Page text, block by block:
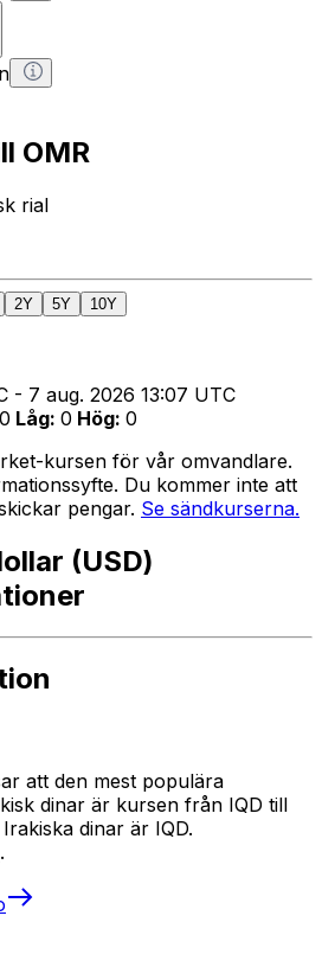
OMR
rial
2Y 5Y 10Y
- 7 aug. 2026 13:07 UTC
0 Låg: 0 Hög: 0
kursen för vår omvandlare.
Du kommer inte att
pengar. Se sändkurserna.
(USD)
att den mest populära
dinar är kursen från IQD till
dinar är IQD.
Valutasymbolen är ع.د.